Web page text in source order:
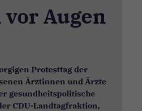
vor Augen
Protesttag der
Ärztinnen und Ärzte
gesundheitspolitische
CDU-Landtagfraktion,